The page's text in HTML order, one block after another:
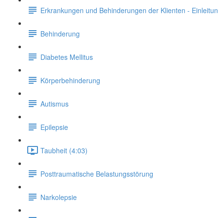
Erkrankungen und Behinderungen der Klienten -
Behinderung
Diabetes Mellitus
Körperbehinderung
Autismus
Epilepsie
Taubheit (4:03)
Posttraumatische Belastungsstörung
Narkolepsie